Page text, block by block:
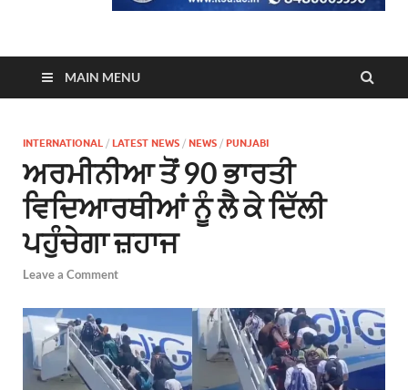
MAIN MENU
INTERNATIONAL / LATEST NEWS / NEWS / PUNJABI
ਅਰਮੀਨੀਆ ਤੋਂ 90 ਭਾਰਤੀ
ਵਿਦਿਆਰਥੀਆਂ ਨੂੰ ਲੈ ਕੇ ਦਿੱਲੀ
ਪਹੁੰਚੇਗਾ ਜ਼ਹਾਜ
Leave a Comment